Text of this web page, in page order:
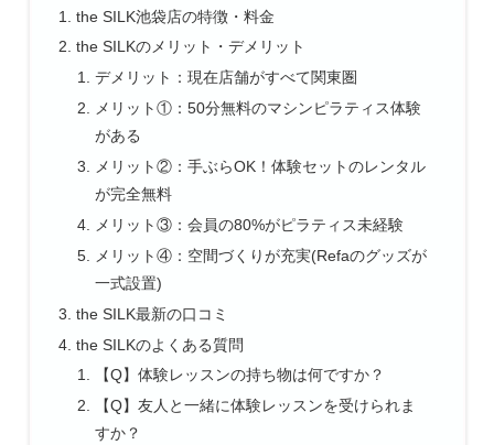
the SILK池袋店の特徴・料金
the SILKのメリット・デメリット
デメリット：現在店舗がすべて関東圏
メリット①：50分無料のマシンピラティス体験
がある
メリット②：手ぶらOK！体験セットのレンタル
が完全無料
メリット③：会員の80%がピラティス未経験
メリット④：空間づくりが充実(Refaのグッズが
一式設置)
the SILK最新の口コミ
the SILKのよくある質問
【Q】体験レッスンの持ち物は何ですか？
【Q】友人と一緒に体験レッスンを受けられま
すか？